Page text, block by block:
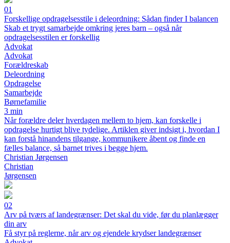
01
Forskellige opdragelsesstile i deleordning: Sådan finder I balancen
Skab et trygt samarbejde omkring jeres barn – også når
opdragelsesstilen er forskellig
Advokat
Advokat
Forældreskab
Deleordning
Opdragelse
Samarbejde
Børnefamilie
3 min
Når forældre deler hverdagen mellem to hjem, kan forskelle i
opdragelse hurtigt blive tydelige. Artiklen giver indsigt i, hvordan I
kan forstå hinandens tilgange, kommunikere åbent og finde en
fælles balance, så barnet trives i begge hjem.
Christian Jørgensen
Christian
Jørgensen
02
Arv på tværs af landegrænser: Det skal du vide, før du planlægger
din arv
Få styr på reglerne, når arv og ejendele krydser landegrænser